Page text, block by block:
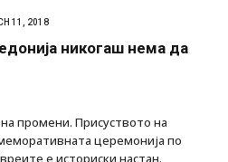
11, 2018
никогаш нема да
промени. Присуството на
церемонија по
е историски настан.